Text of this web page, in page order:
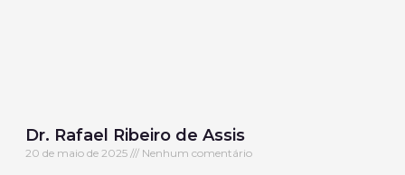
Dr. Rafael Ribeiro de Assis
20 de maio de 2025 Nenhum comentário